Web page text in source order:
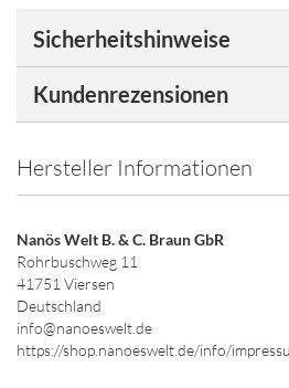
Sicherheitshinweise
Kundenrezensionen
Hersteller Informationen
Nanös Welt B. & C. Braun GbR
Rohrbuschweg 11
41751 Viersen
Deutschland
info@nanoeswelt.de
https://shop.nanoeswelt.de/info/